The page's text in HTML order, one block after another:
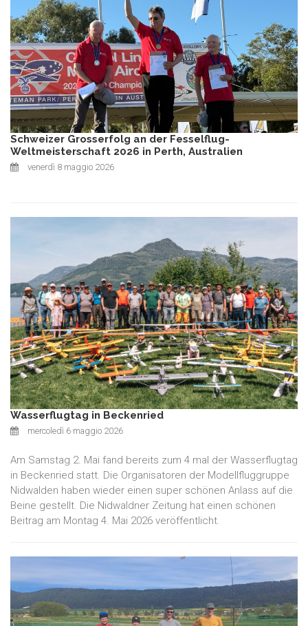
Schweizer Grosserfolg an der Fesselflug-
Weltmeisterschaft 2026 in Perth, Australien
venerdì 8 maggio 2026
Wasserflugtag in Beckenried
mercoledì 6 maggio 2026
Am Samstag 2. Mai fand bereits zum 4 mal der Wasserflugtag
in Beckenried statt. Die Organisatoren der Modellfluggruppe
Nidwalden haben wieder einen super schönen Anlass auf die
Beine gestellt. Die Nidwaldner Zeitung hat einen schönen
Beitrag am Montag 4. Mai 2026 veröffentlicht.